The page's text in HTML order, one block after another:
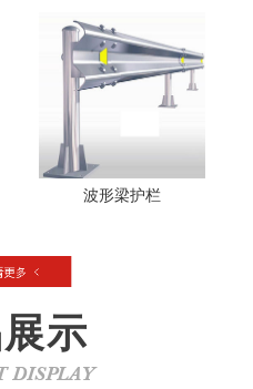
波形梁护栏
示
DISPLAY